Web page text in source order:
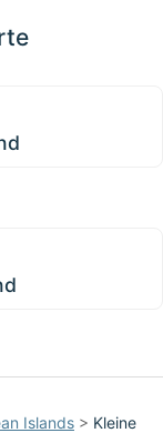
Islands > Kleine